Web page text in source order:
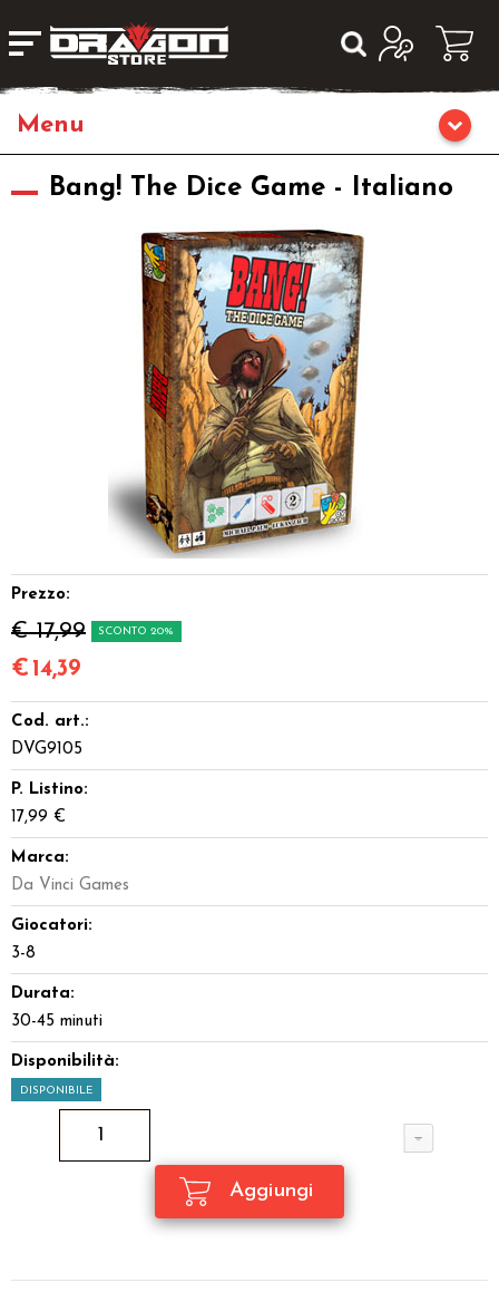
Home
Giochi da Tavolo
Giochi di Ruolo
Giochi di Carte Collezionabili
Accessori
Giocattoli e Gadget
Bang! The Dice Game - Italiano
Prezzo:
€ 17,99 SCONTO 20%
€ 14,39
Cod. art.:
DVG9105
P. Listino:
17,99 €
Marca:
Da Vinci Games
Giocatori:
3-8
Durata:
30-45 minuti
Disponibilità:
DISPONIBILE